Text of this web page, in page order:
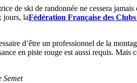
de ski de randonnée ne cessera
jours, laFédération Française des
d’être un professionnel de la
en piste rouge est aussi requis.
Semet